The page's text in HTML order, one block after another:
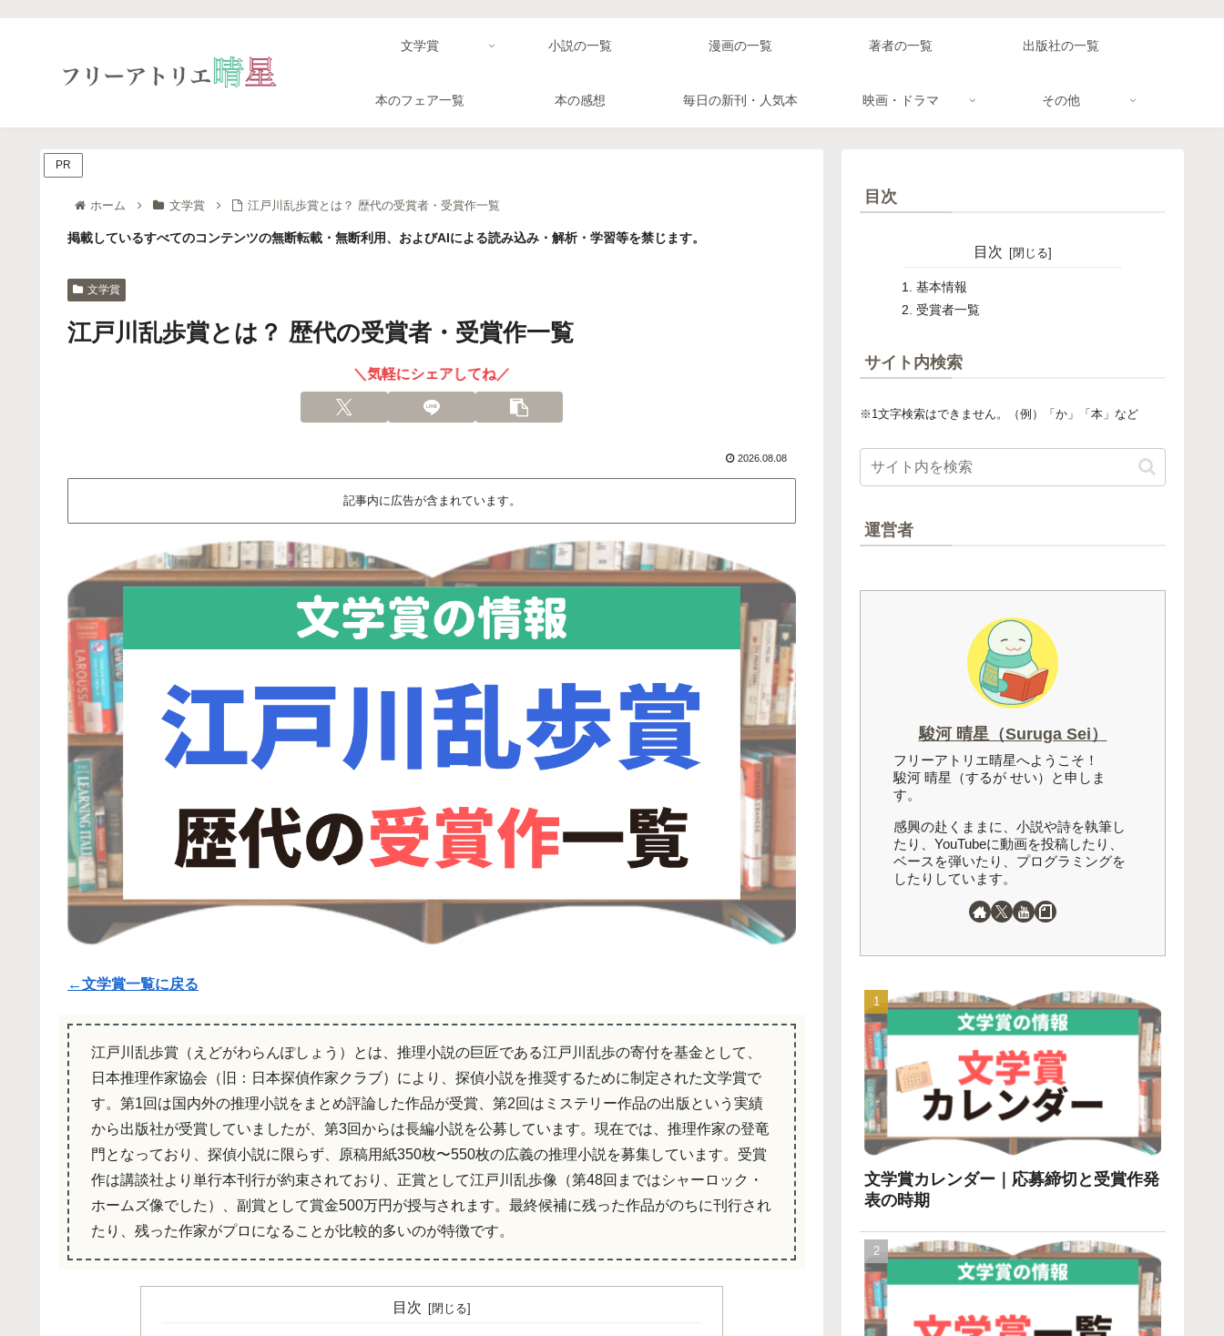
文学賞 小説の一覧 漫画の一覧 著者の一覧 出版社の一覧
本のフェア一覧 本の感想 毎日の新刊・人気本 映画・ドラマ その他
ホーム 文学賞 江戸川乱歩賞とは？ 歴代の受賞者・受賞作一覧
掲載しているすべてのコンテンツの無断転載・無断利用、およびAIによる読み込み・解析・学習等を禁じます。
文学賞
江戸川乱歩賞とは？ 歴代の受賞者・受賞作一覧
＼気軽にシェアしてね／
2026.08.08
記事内に広告が含まれています。
PR
←文学賞一覧に戻る
江戸川乱歩賞（えどがわらんぽしょう）とは、推理小説の巨匠である江戸川乱歩の寄付を基金として、
日本推理作家協会（旧：日本探偵作家クラブ）により、探偵小説を推奨するために制定された文学賞で
す。第1回は国内外の推理小説をまとめ評論した作品が受賞、第2回はミステリー作品の出版という実績
から出版社が受賞していましたが、第3回からは長編小説を公募しています。現在では、推理作家の登竜
門となっており、探偵小説に限らず、原稿用紙350枚〜550枚の広義の推理小説を募集しています。受賞
作は講談社より単行本刊行が約束されており、正賞として江戸川乱歩像（第48回まではシャーロック・
ホームズ像でした）、副賞として賞金500万円が授与されます。最終候補に残った作品がのちに刊行され
たり、残った作家がプロになることが比較的多いのが特徴です。
目次
目次
目次
基本情報
受賞者一覧
サイト内検索
※1文字検索はできません。（例）「か」「本」など
運営者
駿河 晴星（Suruga Sei）
フリーアトリエ晴星へようこそ！
駿河 晴星（するが せい）と申しま
す。
感興の赴くままに、小説や詩を執筆し
たり、YouTubeに動画を投稿したり、
ベースを弾いたり、プログラミングを
したりしています。
文学賞カレンダー｜応募締切と受賞作発
表の時期